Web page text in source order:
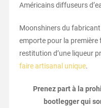
Américains diffuseurs
Moonshiners du fabricant
emporte pour la première
restitution d’une liqueur
faire artisanal unique.
Prenez part à la
bootlegger qui